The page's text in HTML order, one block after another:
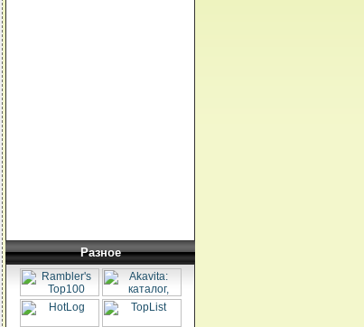
Разное